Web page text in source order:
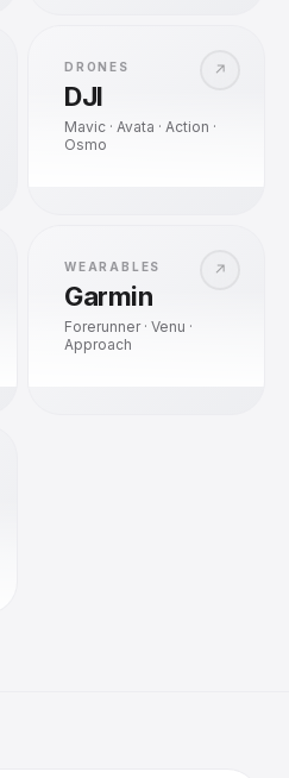
↗
DRONES
DJI
Mavic · Avata · Action ·
Osmo
↗
WEARABLES
Garmin
Forerunner · Venu ·
Approach